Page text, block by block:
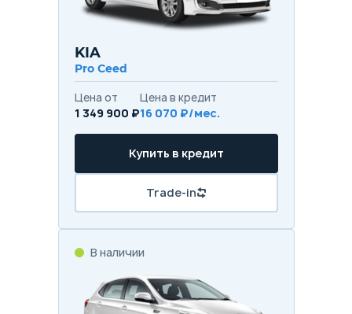
KIA
Pro Ceed
Цена от
1 349 900 ₽
Цена в кредит
16 070 ₽/мес.
Купить в кредит
Trade-in
В наличии